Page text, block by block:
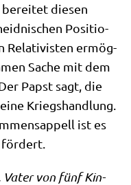
berei­tet die­sen
Posi­tio­
Rela­ti­vi­sten ermög­
Sache mit dem
Papst sagt, die
Kriegs­hand­lung.
ist es
fördert.
Vater von fünf Kin­